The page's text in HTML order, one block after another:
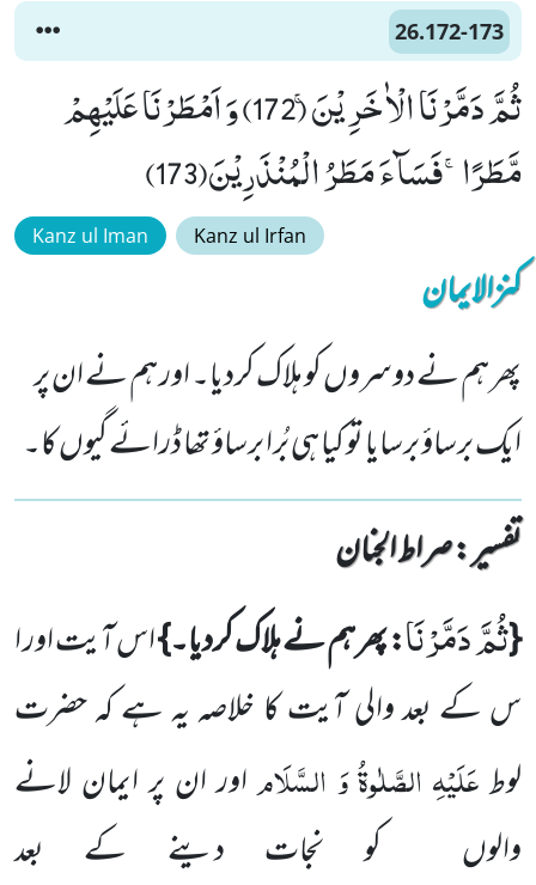
26.172-173
ثُمَّ دَمَّرْنَا الْاٰخَرِیْنَۚ (172) وَ اَمْطَرْنَا عَلَیْهِمْ
مَّطَرًاۚ-فَسَآءَ مَطَرُ الْمُنْذَرِیْنَ(173)
Kanz ul Iman Kanz ul Irfan
کنزالایمان
پھر ہم نے دوسروں کو ہلاک کردیا۔ اور ہم نے ان پر
ایک برساؤ برسایا تو کیا ہی بُرا برساؤ تھا ڈرائے گیوں کا۔
تفسیر : ‎صراط الجنان
{ثُمَّ دَمَّرْنَا: پھر ہم نے ہلاک کردیا۔}اس آیت اور ا
س کے بعد والی آیت کا خلاصہ یہ ہے کہ حضرت
لوطعَلَیْہِ الصَّلٰوۃُوَ السَّلَاماور ان پر ایمان لانے
والوں کو نجات دینے کے بعد